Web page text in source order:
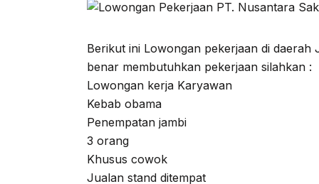
Berikut ini Lowongan pekerjaan di
benar membutuhkan pekerjaan silahkan :
Lowongan kerja Karyawan
Kebab obama
Penempatan jambi
3 orang
Khusus cowok
Jualan stand ditempat